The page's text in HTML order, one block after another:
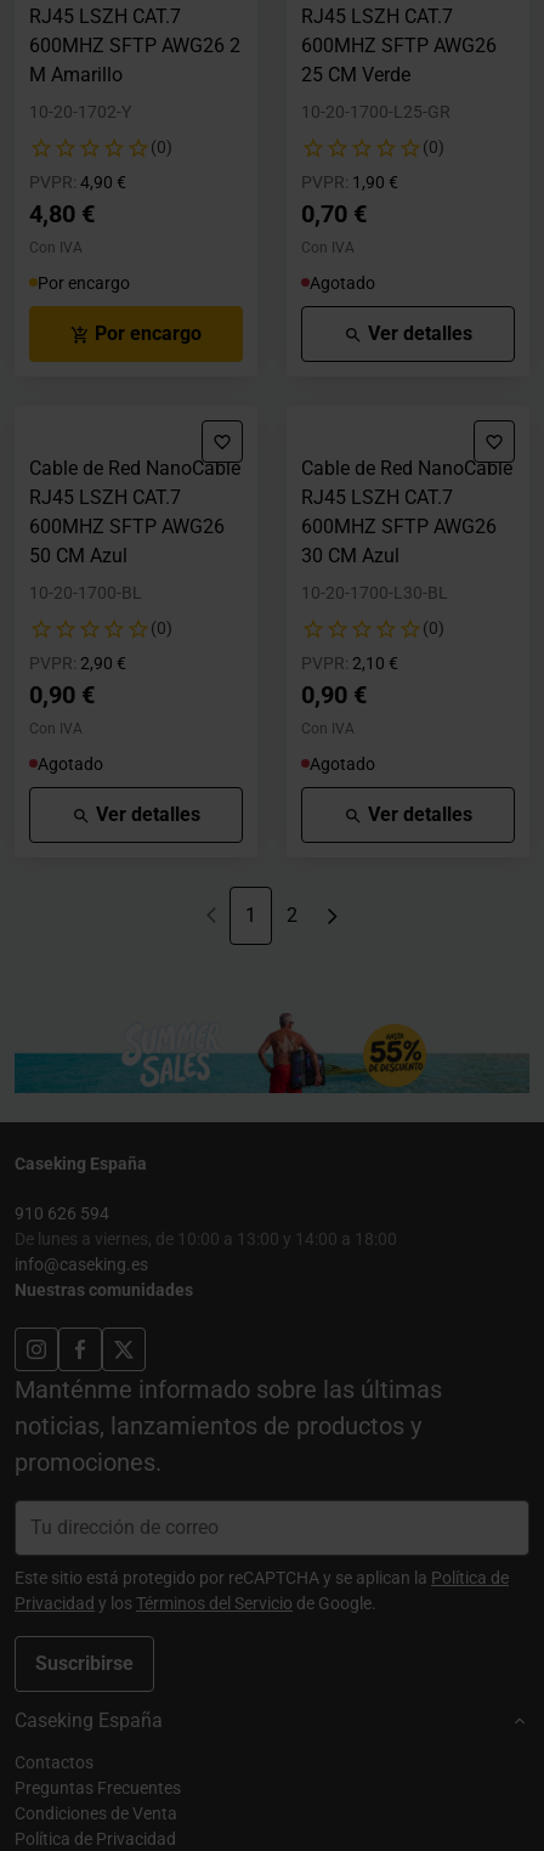
RJ45 LSZH CAT.7
600MHZ SFTP AWG26 2
M Amarillo
10-20-1702-Y
(0)
PVPR: Precio rebajado desde
4,90 €
4,80 €
Con IVA
Por encargo
Por encargo
RJ45 LSZH CAT.7
600MHZ SFTP AWG26
25 CM Verde
10-20-1700-L25-GR
(0)
PVPR: Precio rebajado desde
1,90 €
0,70 €
Con IVA
Agotado
Ver detalles
Cable de Red NanoCable
RJ45 LSZH CAT.7
600MHZ SFTP AWG26
50 CM Azul
10-20-1700-BL
(0)
PVPR: Precio rebajado desde
2,90 €
0,90 €
Con IVA
Agotado
Ver detalles
Cable de Red NanoCable
RJ45 LSZH CAT.7
600MHZ SFTP AWG26
30 CM Azul
10-20-1700-L30-BL
(0)
PVPR: Precio rebajado desde
2,10 €
0,90 €
Con IVA
Agotado
Ver detalles
1 2
Caseking España
910 626 594
De lunes a viernes, de 10:00 a 13:00 y 14:00 a 18:00
info@caseking.es
Nuestras comunidades
Manténme informado sobre las últimas
noticias, lanzamientos de productos y
promociones.
Suscribirse
Este sitio está protegido por reCAPTCHA y se aplican la Política de
Privacidad y losTérminos del Servicio de Google.
Caseking España
Contactos
Preguntas Frecuentes
Condiciones de Venta
Política de Privacidad